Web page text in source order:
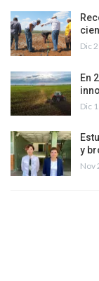
Dic
En
Dic
y
Nov